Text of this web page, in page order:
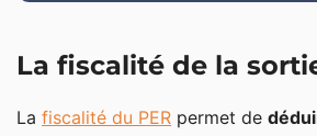
La fiscalité de la
La fiscalité du PER permet de